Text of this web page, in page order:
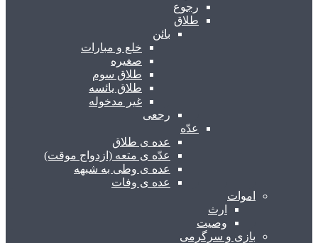
رجوع
طلاق
بائن
خلع و مبارات
صغیره
طلاق سوم
طلاق یائسه
غیر مدخوله
رجعی
عدّه
عده ی طلاق
عدّه ی متعه (ازدواج موقت)
عده ی وطی به شبهه
عده ی وفات
اموات
ارث
وصیت
بازی و سرگرمی